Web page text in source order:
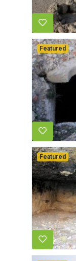
Featured
Featured